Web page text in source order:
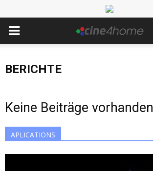
BERICHTE
Keine Beiträge vorhanden
APLICATIONS